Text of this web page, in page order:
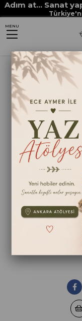
Adım at... Sanat
MENU
Anasayfa HOBİ BOYALARI
MULTİ SURFACE 2170 HERCAİ